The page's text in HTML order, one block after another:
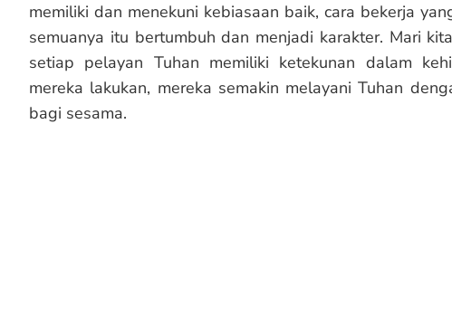
memiliki dan menekuni kebiasaan baik, cara bekerja
semuanya itu bertumbuh dan menjadi karakter. Mari
setiap pelayan Tuhan memiliki ketekunan dalam
mereka lakukan, mereka semakin melayani Tuhan
bagi sesama.